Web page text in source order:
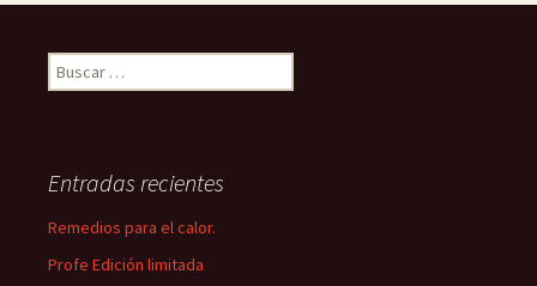
Buscar:
Entradas recientes
Remedios para el calor.
Profe Edición limitada